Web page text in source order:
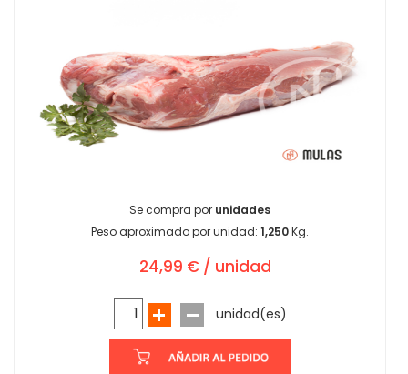
Se compra por unidades
Peso aproximado por unidad:1,250Kg.
24,99 € / unidad
unidad(es)